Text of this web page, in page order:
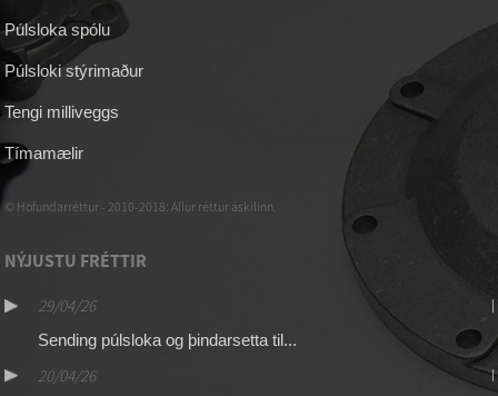
Púlsloka spólu
Púlsloki stýrimaður
Tengi milliveggs
Tímamælir
© Höfundarréttur - 2010-2018: Allur réttur áskilinn.
NÝJUSTU FRÉTTIR
29/04/26
Sending púlsloka og þindarsetta til...
20/04/26